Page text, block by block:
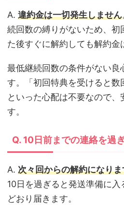
A. 違約金は一切発生しません
続回数の縛りがないため、初
た後すぐに解約しても解約金
最低継続回数の条件がない良
す。「初回特典を受けると数
といった心配は不要なので、
す。
Q. 10日前までの連絡を過
A. 次々回からの解約になりま
10日を過ぎると発送準備に
どおり届きます。